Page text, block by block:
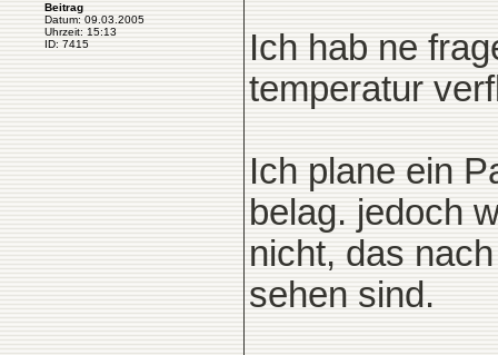
Beitrag
Datum: 09.03.2005
Uhrzeit: 15:13
ID: 7415
Ich hab ne
temperatur
Ich plane ein
belag. jedoch
nicht, das
sehen sind.